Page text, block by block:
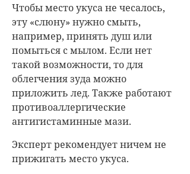
Чтобы место укуса не чесалось,
эту «слюну» нужно смыть,
например, принять душ или
помыться с мылом. Если нет
такой возможности, то для
облегчения зуда можно
приложить лед. Также работают
противоаллергические
антигистаминные мази.
Эксперт рекомендует ничем не
прижигать место укуса.